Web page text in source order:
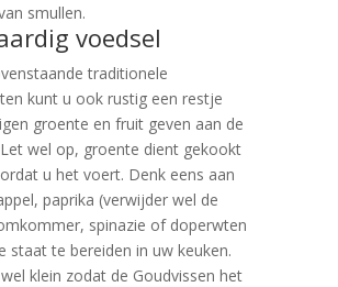
smullen.
voedsel
traditionele
kunt u ook rustig een restje
groente en fruit geven aan de
wel op, groente dient gekookt
u het voert. Denk eens aan
paprika (verwijder wel de
spinazie of doperwten
staat te bereiden in uw keuken.
klein zodat de Goudvissen het